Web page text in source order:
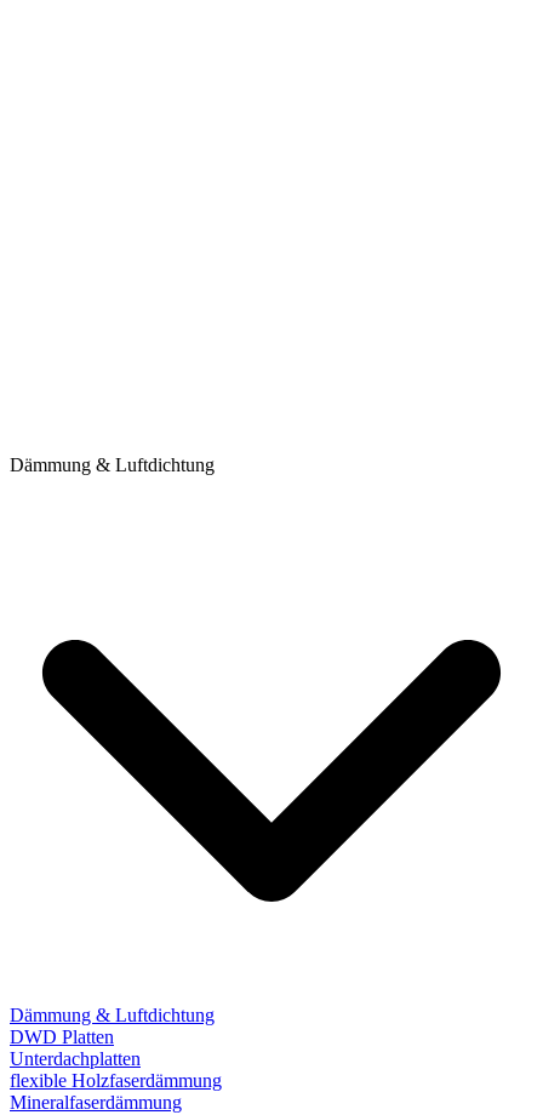
Dämmung & Luftdichtung
Dämmung & Luftdichtung
DWD Platten
Unterdachplatten
flexible Holzfaserdämmung
Mineralfaserdämmung